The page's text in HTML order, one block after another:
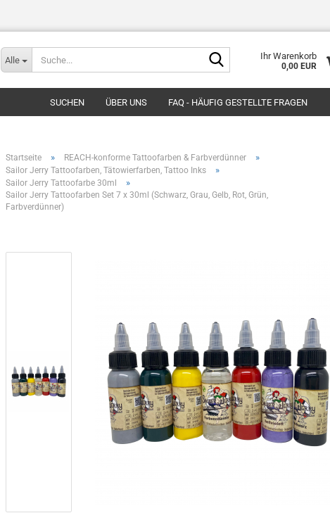
Alle Ihr Warenkorb
0,00 EUR
SUCHEN ÜBER UNS FAQ - HÄUFIG GESTELLTE FRAGEN
Startseite » REACH-konforme Tattoofarben & Farbverdünner »
Sailor Jerry Tattoofarben, Tätowierfarben, Tattoo Inks »
Sailor Jerry Tattoofarbe 30ml »
Sailor Jerry Tattoofarben Set 7 x 30ml (Schwarz, Grau, Gelb, Rot, Grün,
Farbverdünner)